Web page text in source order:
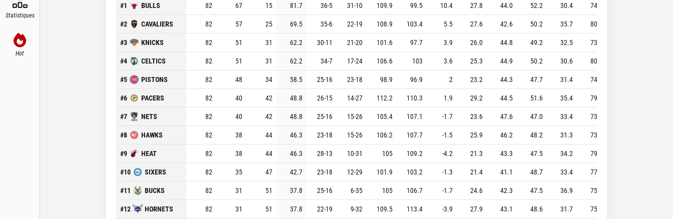
Statistiques
Hot
#1 BULLS 82 67 15 81.7 36-5 31-10 109.9 99.5 10.4 27.8 44.0 52.2 30.4 74.4
#2 CAVALIERS 82 57 25 69.5 35-6 22-19 108.9 103.4 5.5 27.6 42.6 50.2 35.7 80.5
#3 KNICKS 82 51 31 62.2 30-11 21-20 101.6 97.7 3.9 26.0 44.8 49.2 32.5 73.4
#4 CELTICS 82 51 31 62.2 34-7 17-24 106.6 103 3.6 25.3 44.9 50.2 30.6 80.8
#5 PISTONS 82 48 34 58.5 25-16 23-18 98.9 96.9 2 23.2 44.3 47.7 31.4 74.3
#6 PACERS 82 40 42 48.8 26-15 14-27 112.2 110.3 1.9 29.2 44.5 51.6 35.4 79.0
#7 NETS 82 40 42 48.8 25-16 15-26 105.4 107.1 -1.7 23.6 47.6 47.0 33.4 73.2
#8 HAWKS 82 38 44 46.3 23-18 15-26 106.2 107.7 -1.5 25.9 46.2 48.2 31.3 73.1
#9 HEAT 82 38 44 46.3 28-13 10-31 105 109.2 -4.2 21.3 43.3 47.5 34.2 79.0
#10 SIXERS 82 35 47 42.7 23-18 12-29 101.9 103.2 -1.3 21.4 41.1 48.7 33.4 77.5
#11 BUCKS 82 31 51 37.8 25-16 6-35 105 106.7 -1.7 24.6 42.3 47.5 36.9 75.8
#12 HORNETS 82 31 51 37.8 22-19 9-32 109.5 113.4 -3.9 27.9 43.1 48.6 31.7 75.5